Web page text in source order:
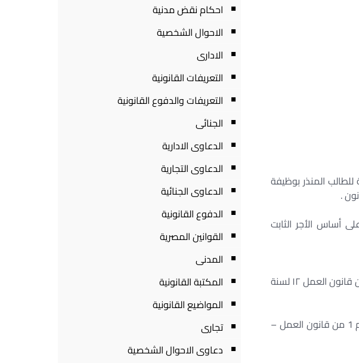
المملوكة للطالب المنذر بوظيفة
.
أساس الأجر الثابت
قانون العمل ولا تحكمه نصوص قانون التأمينات الاجتماعية سند ذلك ما تقرره صراحة المادة رقم 3 من قانون العمل ۱۲ لسنة
أن قانون العمل ۱۲ لسنة ۲۰۰۳ عرف الأجر وهو تعريف تشريعي ملزم أورده بالمادة رقم 1 من قانون العمل –
احكام نقض مدنية
الاحوال الشخصية
الادارى
التعريفات القانونية
التعريفات والدفوع القانونية
الجنائى
الدعاوى الادارية
الدعاوى التجارية
الدعاوى الجنائية
الدفوع القانونية
القوانين المصرية
المدنى
المكتبة القانونية
المواضيع القانونية
تجارى
دعاوى الاحوال الشخصية